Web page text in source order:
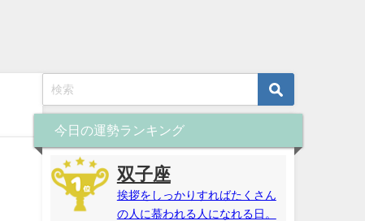
今日の運勢ランキング
双子座
挨拶をしっかりすればたくさん
の人に慕われる人になれる日。